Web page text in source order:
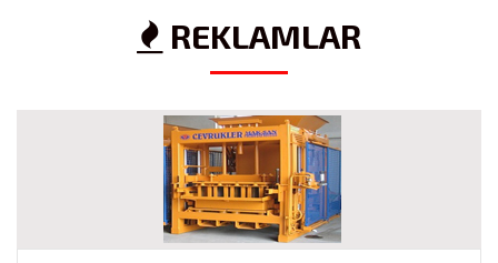
http://www.vivenka.comREKLAMLAR